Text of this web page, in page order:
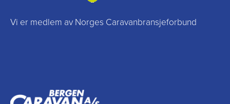
Vi er medlem av Norges Caravanbransjeforbund